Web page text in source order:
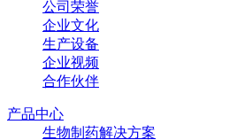
公司荣誉
企业文化
生产设备
企业视频
合作伙伴
产品中心
生物制药解决方案